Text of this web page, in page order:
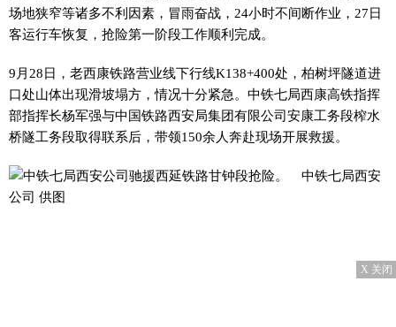
场地狭窄等诸多不利因素，冒雨奋战，24小时不间断作业，27日
客运行车恢复，抢险第一阶段工作顺利完成。
9月28日，老西康铁路营业线下行线K138+400处，柏树坪隧道进
口处山体出现滑坡塌方，情况十分紧急。中铁七局西康高铁指挥
部指挥长杨军强与中国铁路西安局集团有限公司安康工务段榨水
桥隧工务段取得联系后，带领150余人奔赴现场开展救援。
X 关闭